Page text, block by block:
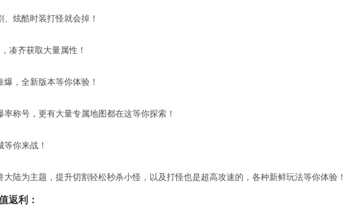
炫酷时装打怪就会掉！
凑齐获取大量属性！
，全新版本等你体验！
称号，更有大量专属地图都在这等你探索！
你来战！
陆为主题，提升切割轻松秒杀小怪，以及打怪也是超高攻速的，各种新鲜玩法等你体验！
返利：